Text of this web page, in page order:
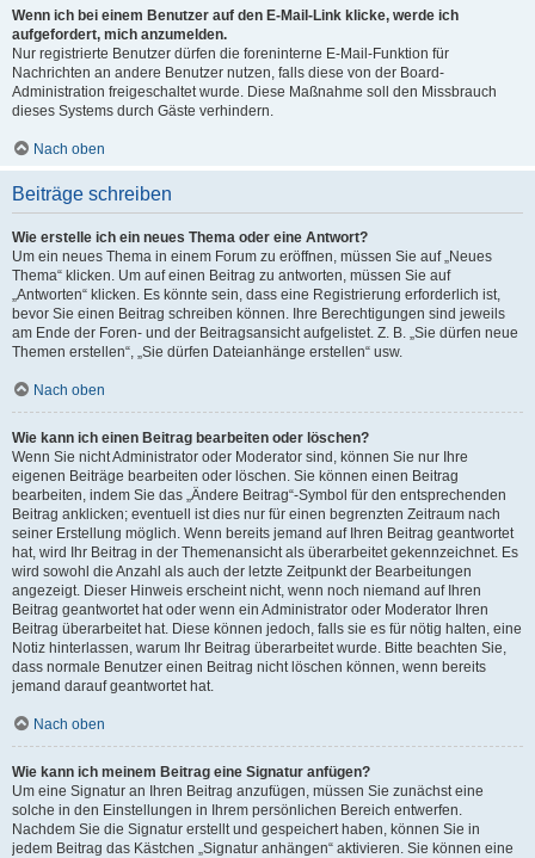
Wenn ich bei einem Benutzer auf den E-Mail-Link klicke, werde ich
aufgefordert, mich anzumelden.
Nur registrierte Benutzer dürfen die foreninterne E-Mail-Funktion für
Nachrichten an andere Benutzer nutzen, falls diese von der Board-
Administration freigeschaltet wurde. Diese Maßnahme soll den Missbrauch
dieses Systems durch Gäste verhindern.
Nach oben
Beiträge schreiben
Wie erstelle ich ein neues Thema oder eine Antwort?
Um ein neues Thema in einem Forum zu eröffnen, müssen Sie auf „Neues
Thema“ klicken. Um auf einen Beitrag zu antworten, müssen Sie auf
„Antworten“ klicken. Es könnte sein, dass eine Registrierung erforderlich ist,
bevor Sie einen Beitrag schreiben können. Ihre Berechtigungen sind jeweils
am Ende der Foren- und der Beitragsansicht aufgelistet. Z. B. „Sie dürfen neue
Themen erstellen“, „Sie dürfen Dateianhänge erstellen“ usw.
Nach oben
Wie kann ich einen Beitrag bearbeiten oder löschen?
Wenn Sie nicht Administrator oder Moderator sind, können Sie nur Ihre
eigenen Beiträge bearbeiten oder löschen. Sie können einen Beitrag
bearbeiten, indem Sie das „Ändere Beitrag“-Symbol für den entsprechenden
Beitrag anklicken; eventuell ist dies nur für einen begrenzten Zeitraum nach
seiner Erstellung möglich. Wenn bereits jemand auf Ihren Beitrag geantwortet
hat, wird Ihr Beitrag in der Themenansicht als überarbeitet gekennzeichnet. Es
wird sowohl die Anzahl als auch der letzte Zeitpunkt der Bearbeitungen
angezeigt. Dieser Hinweis erscheint nicht, wenn noch niemand auf Ihren
Beitrag geantwortet hat oder wenn ein Administrator oder Moderator Ihren
Beitrag überarbeitet hat. Diese können jedoch, falls sie es für nötig halten, eine
Notiz hinterlassen, warum Ihr Beitrag überarbeitet wurde. Bitte beachten Sie,
dass normale Benutzer einen Beitrag nicht löschen können, wenn bereits
jemand darauf geantwortet hat.
Nach oben
Wie kann ich meinem Beitrag eine Signatur anfügen?
Um eine Signatur an Ihren Beitrag anzufügen, müssen Sie zunächst eine
solche in den Einstellungen in Ihrem persönlichen Bereich entwerfen.
Nachdem Sie die Signatur erstellt und gespeichert haben, können Sie in
jedem Beitrag das Kästchen „Signatur anhängen“ aktivieren. Sie können eine